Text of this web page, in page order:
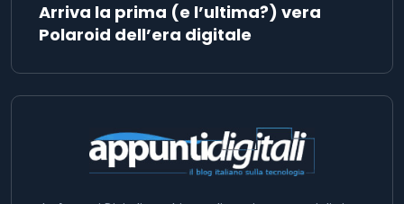
Arriva la prima (e l’ultima?) vera
Polaroid dell’era digitale